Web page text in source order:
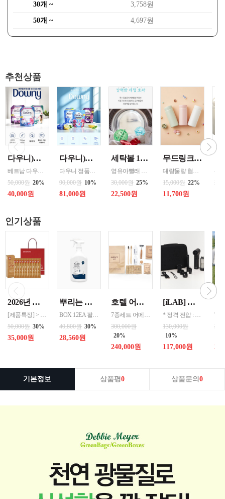
30개 ~ 3,758원
50개 ~ 4,697원
추천상품
다우니)세탁세제 1.8리터 리필 _{3입 한박스단위판매 } 인도어 드라이(실내건조) / 썬라이즈 프레시 / 미스티크 / 가든볼륨
50,000원 20%
40,000원
다우니)섬유유연제 3리터 프레쉬 리필 _{ 4입 한박스단위 판매 } 선라이즈 / 프레쉬 브리즈 / 미스티크
90,000원 10%
81,000원
세탁볼 1개 500회 1년사용 살균 세정 탈취작용 중금속 및 스케일 방지 색상랜덤
30,000원 25%
22,500원
무드링크 코코미니 스텐텀블러 200ml / 색상선택 화이트 , 핑크 , 민트 / MDK-COCO
15,000원 22%
11,700원
인기상품
2026년 설명절 선물세트 [정관장] 홍삼기보데일리스틱 10ml*10포
[제품특징] > 120여 년 노하우로 재배된 6년근 홍과 제조기술로 추출 > 100% 계약재배를 통한 6년근 인삼 > 430여 가지의까다로운 품질 검사 > 액상형 농축액으로 음용이 쉬움 [제품성분] > 덱스트린, 정제수, 홍삼농축액(6년근, 고형분 64%, 홍삼성분 70mg/g 이상, 국산) 6.5%, 녹용추출액(뉴질랜드산), 식물혼합농축액(작약
50,000원 30%
35,000원
뿌리는 락스세제(욕실용) 1,000ml 12개 한박스단위 판매
BOX 12EA 팔레트 0.0123 원산지 한국 BARCODE 8809367760815
40,800원 30%
28,560원
호텔 어메니티 여행용 세면도구 50세트 대박스로만 판매 친환경 트레블세트 해외여행준비물 여행세트 일회용세면도구 어메니티세트
7종세트 어메니티 단체
300,000원
20%
240,000원
[iLAB] 아이랩 윈드 블라스터 에어건 iLAB-WBT 140,000RPM > 새틴블랙 > 크림화이트 선택 1
* 정격 전압 : 5V 2A * 소비 전력 : 30W * 최대 출력 : 200W(max) * 배터리 용량 : 4,000mAh x 2 (병렬) * 사용 시간 : 최저속도 약 120분 / 최고속도 약 12분 * 완충 시간 : 약 3시간 * 풍속 : 최대 22m/s, 최소 6m/s * 모터 스피드 : 140,000 RPM * 흡입력 : 8000 Pa * 규격 :
130,000원
10%
117,000원
기본정보 상품평0 상품문의0